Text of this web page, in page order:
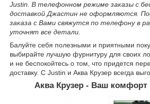
Justin. В телефонном режиме заказы с
доставкой Джастин не оформляются.
заказа с Вами свяжутся по телефону в
уточнят все детали.
Балуйте себя полезными и приятными
выбирайте лучшую фурнитуру для своих
и не беспокойтесь о том, что придется
доставку. С Justin и Аква Крузер всегда
Аква Крузер - Ваш комфорт